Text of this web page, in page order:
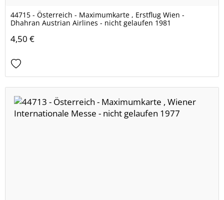
44715 - Österreich - Maximumkarte , Erstflug Wien -
Dhahran Austrian Airlines - nicht gelaufen 1981
4,50 €